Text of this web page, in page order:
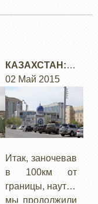
КАЗАХСТАН:
АТЫРАУ
02 Май 2015
Итак, заночевав
в 100км от
границы, наутро
мы продолжили